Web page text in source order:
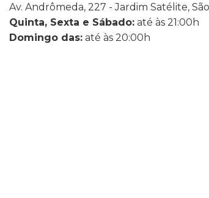
Av. Andrômeda, 227 - Jardim Satélite,
Quinta, Sexta e Sábado: até às 21:00h
Domingo das: até às 20:00h